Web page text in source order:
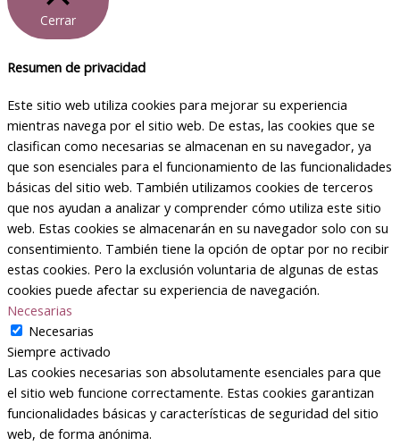
Cerrar
Resumen de privacidad
Este sitio web utiliza cookies para mejorar su experiencia
mientras navega por el sitio web. De estas, las cookies que se
clasifican como necesarias se almacenan en su navegador, ya
que son esenciales para el funcionamiento de las funcionalidades
básicas del sitio web. También utilizamos cookies de terceros
que nos ayudan a analizar y comprender cómo utiliza este sitio
web. Estas cookies se almacenarán en su navegador solo con su
consentimiento. También tiene la opción de optar por no recibir
estas cookies. Pero la exclusión voluntaria de algunas de estas
cookies puede afectar su experiencia de navegación.
Necesarias
Necesarias
Siempre activado
Las cookies necesarias son absolutamente esenciales para que
el sitio web funcione correctamente. Estas cookies garantizan
funcionalidades básicas y características de seguridad del sitio
web, de forma anónima.